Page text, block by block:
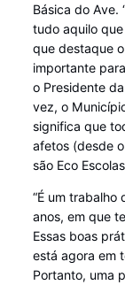
Básica do Ave.
tudo aquilo
que destaque
importante
o Presidente
vez, o
significa que
afetos (desde
são Eco
“É um trabalho
anos, em que
Essas boas
está agora em
Portanto, uma